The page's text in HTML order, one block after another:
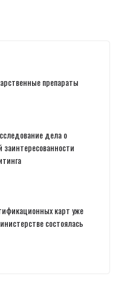
препараты
дела о
карт уже
состоялась